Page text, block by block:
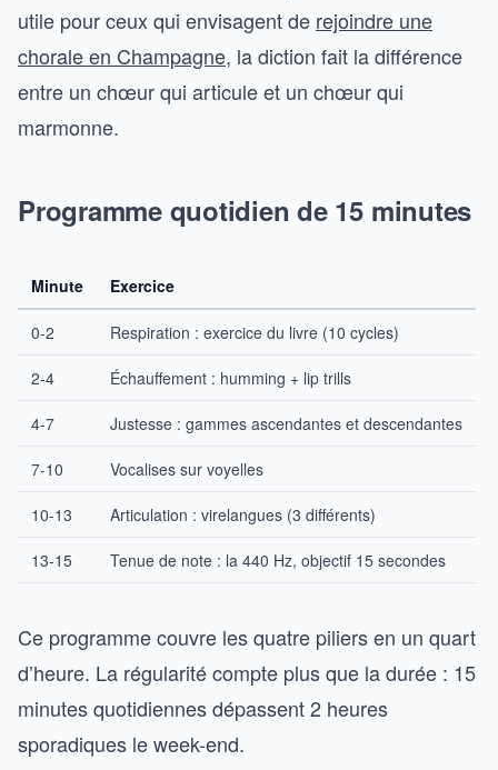
utile pour ceux qui envisagent de rejoindre une
chorale en Champagne, la diction fait la différence
entre un chœur qui articule et un chœur qui
marmonne.
Programme quotidien de 15 minutes
Minute Exercice
0-2 Respiration : exercice du livre (10 cycles)
2-4 Échauffement : humming + lip trills
4-7 Justesse : gammes ascendantes et descendantes
7-10 Vocalises sur voyelles
10-13 Articulation : virelangues (3 différents)
13-15 Tenue de note : la 440 Hz, objectif 15 secondes
Ce programme couvre les quatre piliers en un quart
d’heure. La régularité compte plus que la durée : 15
minutes quotidiennes dépassent 2 heures
sporadiques le week-end.